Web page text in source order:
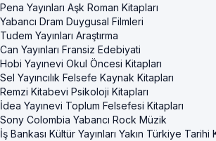
Pena Yayınları Aşk Roman Kitapları
Yabancı Dram Duygusal Filmleri
Tudem Yayınları Araştırma
Can Yayınları Fransiz Edebiyati
Hobi Yayınevi Okul Öncesi Kitapları
Sel Yayıncılık Felsefe Kaynak Kitapları
Remzi Kitabevi Psikoloji Kitapları
İdea Yayınevi Toplum Felsefesi Kitapları
Sony Colombia Yabancı Rock Müzik
İş Bankası Kültür Yayınları Yakın Türkiye Tarihi